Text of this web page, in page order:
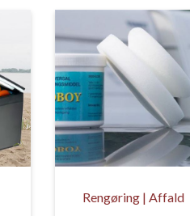
Rengøring | Affald